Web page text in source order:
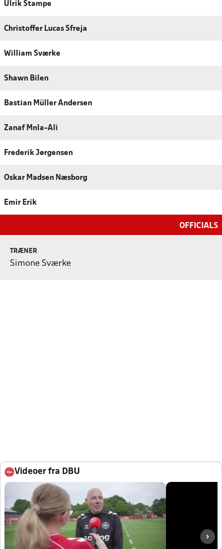
Ulrik Stampe
Christoffer Lucas Sfreja
William Sværke
Shawn Bilen
Bastian Müller Andersen
Zanaf Mnla-Ali
Frederik Jørgensen
Oskar Madsen Næsborg
Emir Erik
OFFICIALS
TRÆNER
Simone Sværke
Videoer fra DBU